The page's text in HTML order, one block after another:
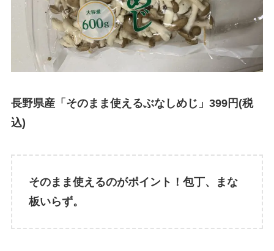
長野県産「そのまま使えるぶなしめじ」399円(税
込)
そのまま使えるのがポイント！包丁、まな
板いらず。